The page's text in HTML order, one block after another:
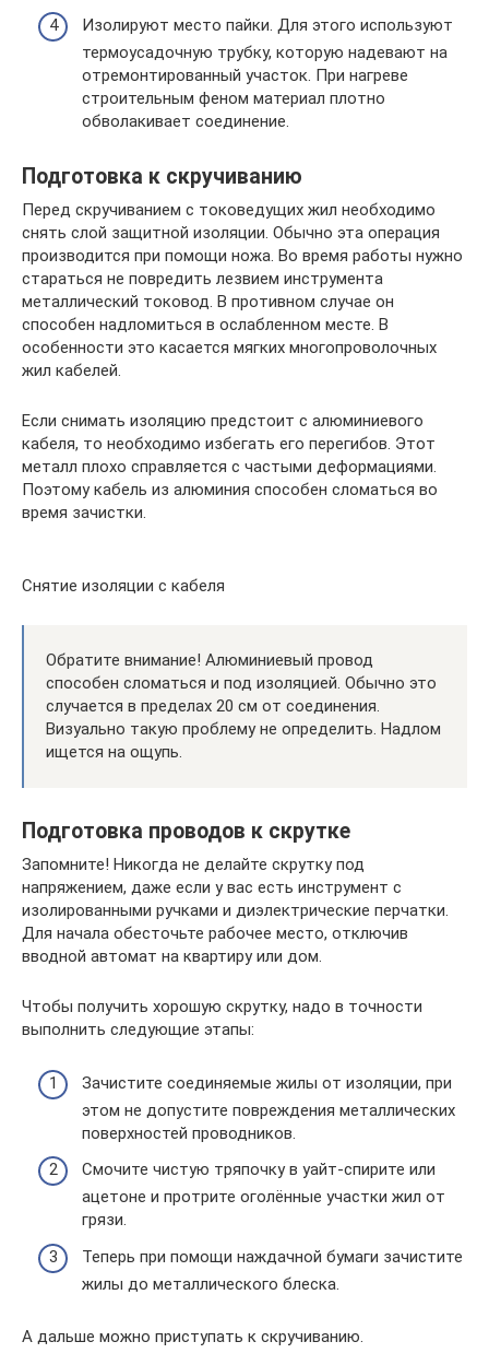
Изолируют место пайки. Для этого используют
термоусадочную трубку, которую надевают на
отремонтированный участок. При нагреве
строительным феном материал плотно
обволакивает соединение.
Подготовка к скручиванию
Перед скручиванием с токоведущих жил необходимо
снять слой защитной изоляции. Обычно эта операция
производится при помощи ножа. Во время работы нужно
стараться не повредить лезвием инструмента
металлический токовод. В противном случае он
способен надломиться в ослабленном месте. В
особенности это касается мягких многопроволочных
жил кабелей.
Если снимать изоляцию предстоит с алюминиевого
кабеля, то необходимо избегать его перегибов. Этот
металл плохо справляется с частыми деформациями.
Поэтому кабель из алюминия способен сломаться во
время зачистки.
Снятие изоляции с кабеля
Обратите внимание! Алюминиевый провод
способен сломаться и под изоляцией. Обычно это
случается в пределах 20 см от соединения.
Визуально такую проблему не определить. Надлом
ищется на ощупь.
Подготовка проводов к скрутке
Запомните! Никогда не делайте скрутку под
напряжением, даже если у вас есть инструмент с
изолированными ручками и диэлектрические перчатки.
Для начала обесточьте рабочее место, отключив
вводной автомат на квартиру или дом.
Чтобы получить хорошую скрутку, надо в точности
выполнить следующие этапы:
Зачистите соединяемые жилы от изоляции, при
этом не допустите повреждения металлических
поверхностей проводников.
Смочите чистую тряпочку в уайт-спирите или
ацетоне и протрите оголённые участки жил от
грязи.
Теперь при помощи наждачной бумаги зачистите
жилы до металлического блеска.
А дальше можно приступать к скручиванию.